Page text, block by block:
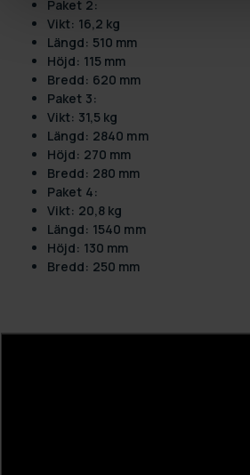
Paket 2:
Vikt: 16,2 kg
Längd: 510 mm
Höjd: 115 mm
Bredd: 620 mm
Paket 3:
Vikt: 31,5 kg
Längd: 2840 mm
Höjd: 270 mm
Bredd: 280 mm
Paket 4:
Vikt: 20,8 kg
Längd: 1540 mm
Höjd: 130 mm
Bredd: 250 mm